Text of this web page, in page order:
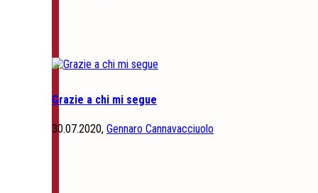
Grazie a chi mi segue
30.07.2020, Gennaro Cannavacciuolo